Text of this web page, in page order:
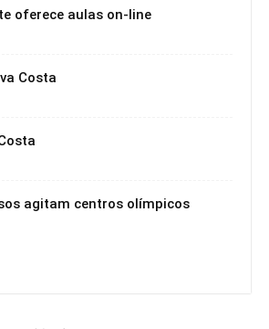
oferece aulas on-line
Costa
agitam centros olímpicos